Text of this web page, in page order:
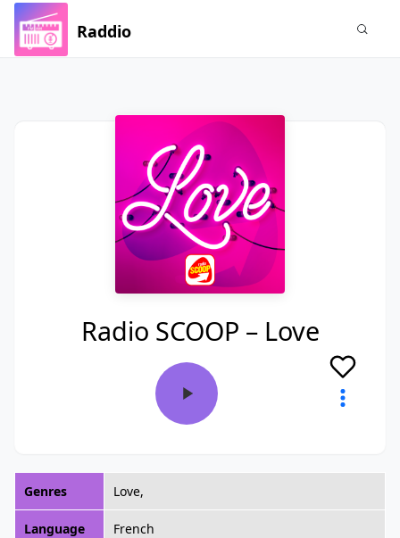
Raddio
Radio SCOOP – Love
Genres Love,
Language French